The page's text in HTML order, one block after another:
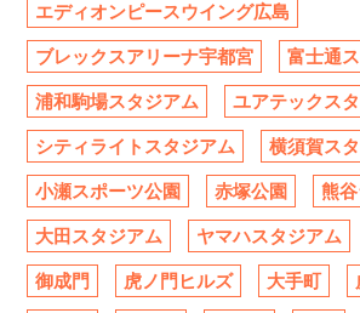
エディオンピースウイング広島
ブレックスアリーナ宇都宮 富士通
浦和駒場スタジアム ユアテックス
シティライトスタジアム 横須賀ス
小瀬スポーツ公園 赤塚公園 熊
大田スタジアム ヤマハスタジアム
御成門 虎ノ門ヒルズ 大手町